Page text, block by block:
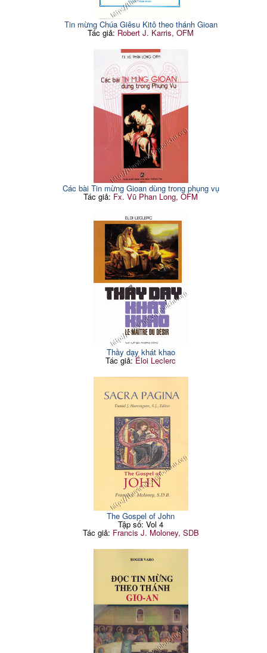
Tin mừng Chúa Giêsu Kitô theo thánh Gioan
Tác giả: Robert J. Karris, OFM
Các bài Tin mừng Gioan dùng trong phụng vụ
Tác giả: Fx. Vũ Phan Long, OFM
Thầy dạy khát khao
Tác giả:Éloi Leclerc
The Gospel of John
Tập số: Vol 4
Tác giả: Francis J. Moloney, SDB